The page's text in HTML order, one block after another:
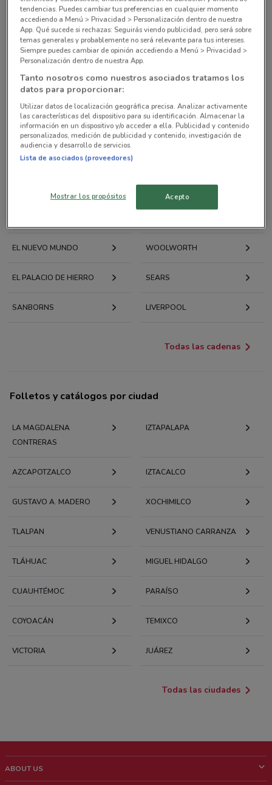
Ofertas de las cadenas de Tiendas
Departamentales
COPPEL
SUBURBIA RAC
MAIL BOXES ETC
EL NUEVO MUNDO WOOLWORTH
EL PALACIO DE HIERRO SEARS
SANBORNS LIVERPOOL
Todas las cadenas
Folletos y catálogos por ciudad
LA MAGDALENA
CONTRERAS
IZTAPALAPA
AZCAPOTZALCO IZTACALCO
GUSTAVO A. MADERO XOCHIMILCO
TLALPAN VENUSTIANO CARRANZA
TLÁHUAC MIGUEL HIDALGO
CUAUHTÉMOC PARAÍSO
COYOACÁN TEMIXCO
VICTORIA JUÁREZ
Todas las ciudades
ABOUT US
tendencias. Puedes cambiar tus preferencias en cualquier momento
accediendo a Menú > Privacidad > Personalización dentro de nuestra
App. Qué sucede si rechazas: Seguirás viendo publicidad, pero será sobre
temas generales y probablemente no será relevante para tus intereses.
Siempre puedes cambiar de opinión accediendo a Menú > Privacidad >
Personalización dentro de nuestra App.
Tanto nosotros como nuestros asociados tratamos los
datos para proporcionar:
Utilizar datos de localización geográfica precisa. Analizar activamente
las características del dispositivo para su identificación. Almacenar la
información en un dispositivo y/o acceder a ella. Publicidad y contenido
personalizados, medición de publicidad y contenido, investigación de
audiencia y desarrollo de servicios.
Lista de asociados (proveedores)
Mostrar los propósitos Acepto